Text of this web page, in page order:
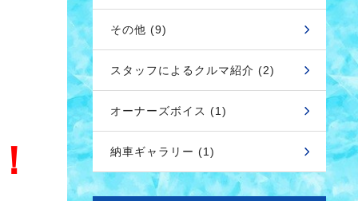
その他 (9)
スタッフによるクルマ紹介 (2)
オーナーズボイス (1)
納車ギャラリー (1)